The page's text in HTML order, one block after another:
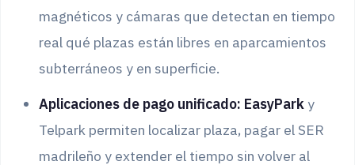
magnéticos y cámaras que detectan en tiempo
real qué plazas están libres en aparcamientos
subterráneos y en superficie.
Aplicaciones de pago unificado: EasyPark y
Telpark permiten localizar plaza, pagar el SER
madrileño y extender el tiempo sin volver al